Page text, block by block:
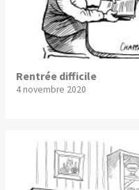
Rentrée difficile
4 novembre 2020